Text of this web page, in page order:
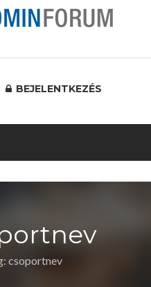
BEJELENTKEZÉS
csoportnev